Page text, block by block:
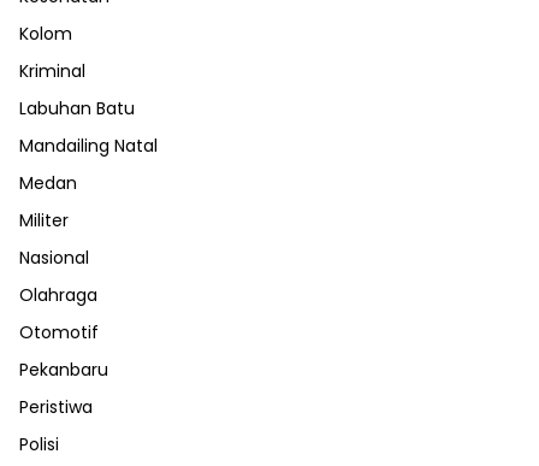
Kolom
Kriminal
Labuhan Batu
Mandailing Natal
Medan
Militer
Nasional
Olahraga
Otomotif
Pekanbaru
Peristiwa
Polisi